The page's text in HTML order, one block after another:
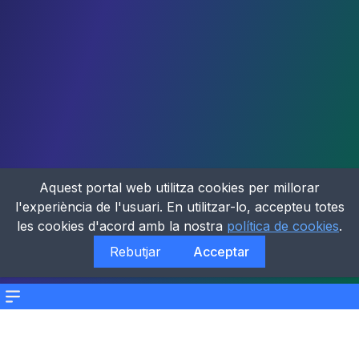
Menu
Aquest portal web utilitza cookies per millorar
l'experiència de l'usuari. En utilitzar-lo, accepteu totes
les cookies d'acord amb la nostra política de cookies.
Rebutjar
Acceptar